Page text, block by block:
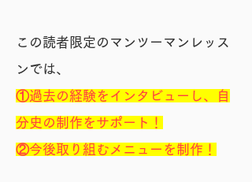
この読者限定のマンツーマンレッス
ンでは、
①過去の経験をインタビューし、自
分史の制作をサポート！
②今後取り組むメニューを制作！